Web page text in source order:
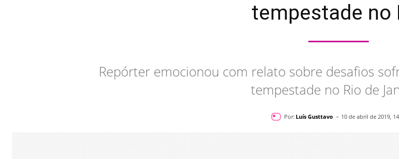
tempestade no
Repórter emocionou com relato sobre desafios
tempestade no Rio de
Por: Luís Gusttavo - 10 de abril de 2019,